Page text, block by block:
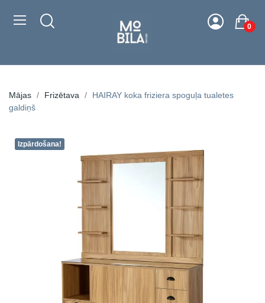
0
Mājas Frizētava
HAIRAY koka friziera spoguļa tualetes
galdiņš
Izpārdošana!